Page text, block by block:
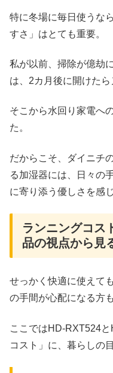
特に冬場に毎日使うな
すさ」はとても重要。
私が以前、掃除が億劫
は、2カ月後に開けた
そこから水回り家電へ
た。
だからこそ、ダイニチ
る加湿器には、日々の
に寄り添う優しさを感
ランニングコス
品の視点から見
せっかく快適に使えて
の手間が心配になる方
ここではHD‑RXT524
コスト」に、暮らしの